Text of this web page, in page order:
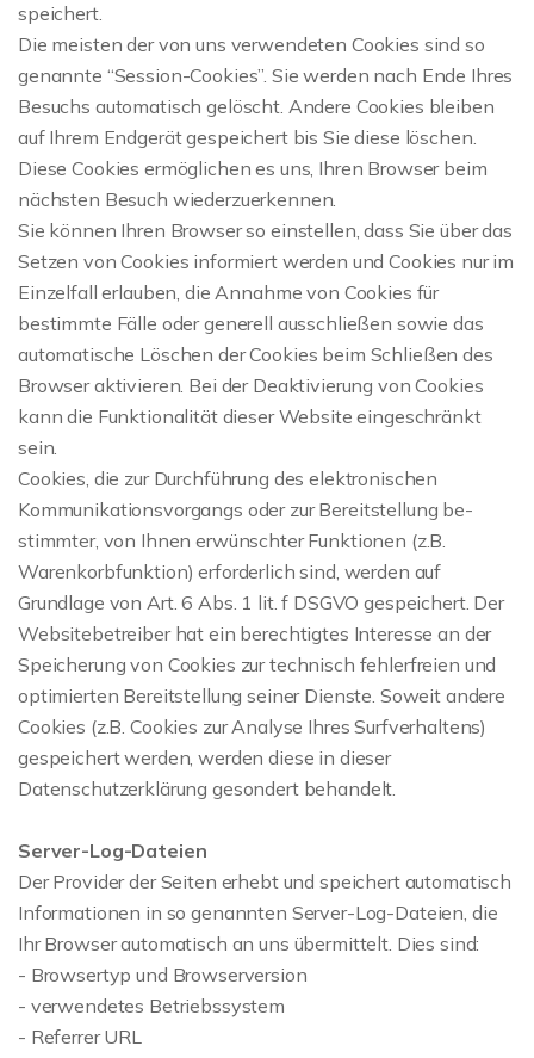
speichert.
Die meisten der von uns verwendeten Cookies sind so
genannte “Session-Cookies”. Sie werden nach Ende Ihres
Besuchs automatisch gelöscht. Andere Cookies bleiben
auf Ihrem Endgerät gespeichert bis Sie diese löschen.
Diese Cookies ermöglichen es uns, Ihren Browser beim
nächsten Besuch wiederzuerkennen.
Sie können Ihren Browser so einstellen, dass Sie über das
Setzen von Cookies informiert werden und Cookies nur im
Einzelfall erlauben, die Annahme von Cookies für
bestimmte Fälle oder generell ausschließen sowie das
automatische Löschen der Cookies beim Schließen des
Browser aktivieren. Bei der Deaktivierung von Cookies
kann die Funktionalität dieser Website eingeschränkt
sein.
Cookies, die zur Durchführung des elektronischen
Kommunikationsvorgangs oder zur Bereitstellung be-
stimmter, von Ihnen erwünschter Funktionen (z.B.
Warenkorbfunktion) erforderlich sind, werden auf
Grundlage von Art. 6 Abs. 1 lit. f DSGVO gespeichert. Der
Websitebetreiber hat ein berechtigtes Interesse an der
Speicherung von Cookies zur technisch fehlerfreien und
optimierten Bereitstellung seiner Dienste. Soweit andere
Cookies (z.B. Cookies zur Analyse Ihres Surfverhaltens)
gespeichert werden, werden diese in dieser
Datenschutzerklärung gesondert behandelt.
Server-Log-Dateien
Der Provider der Seiten erhebt und speichert automatisch
Informationen in so genannten Server-Log-Dateien, die
Ihr Browser automatisch an uns übermittelt. Dies sind:
- Browsertyp und Browserversion
- verwendetes Betriebssystem
- Referrer URL